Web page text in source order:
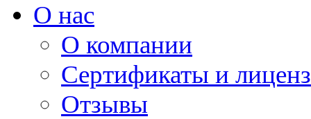
О нас
О компании
Сертификаты и
Отзывы